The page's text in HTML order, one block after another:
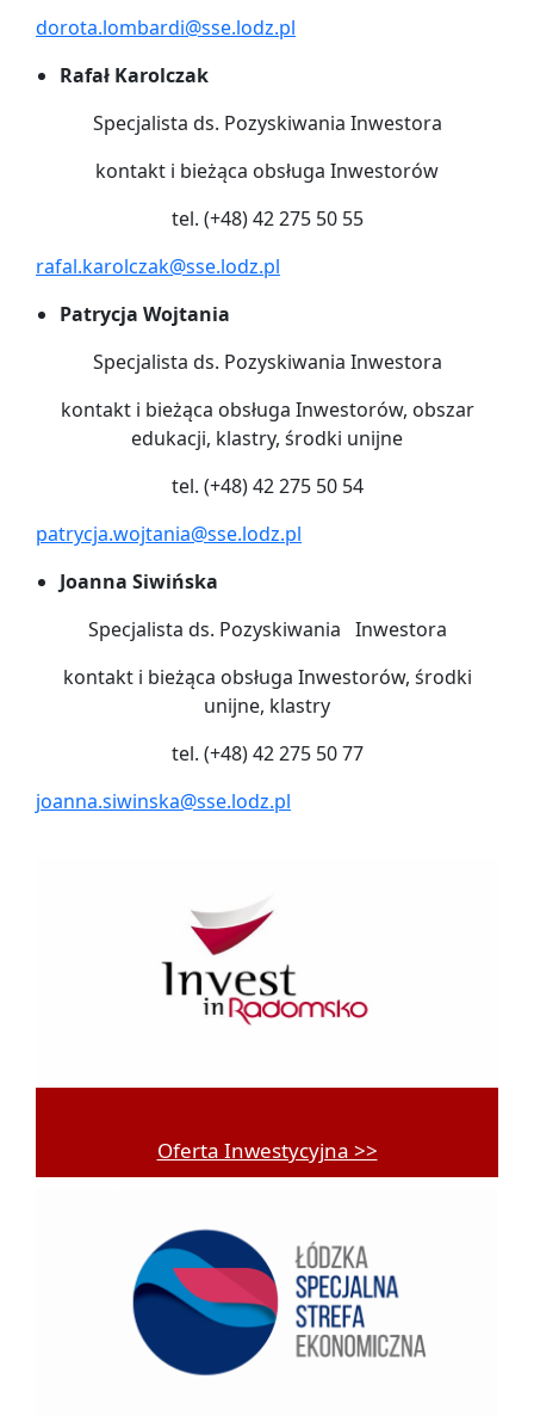
dorota.lombardi@sse.lodz.pl
Rafał Karolczak
Specjalista ds. Pozyskiwania Inwestora
kontakt i bieżąca obsługa Inwestorów
tel. (+48) 42 275 50 55
rafal.karolczak@sse.lodz.pl
Patrycja Wojtania
Specjalista ds. Pozyskiwania Inwestora
kontakt i bieżąca obsługa Inwestorów, obszar
edukacji, klastry, środki unijne
tel. (+48) 42 275 50 54
patrycja.wojtania@sse.lodz.pl
Joanna Siwińska
Specjalista ds. Pozyskiwania Inwestora
kontakt i bieżąca obsługa Inwestorów, środki
unijne, klastry
tel. (+48) 42 275 50 77
joanna.siwinska@sse.lodz.pl
Oferta Inwestycyjna >>